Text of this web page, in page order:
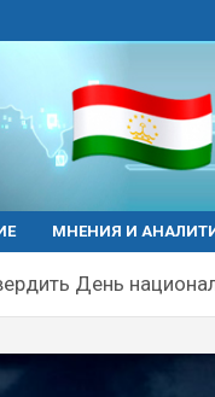
МНЕНИЯ И
День